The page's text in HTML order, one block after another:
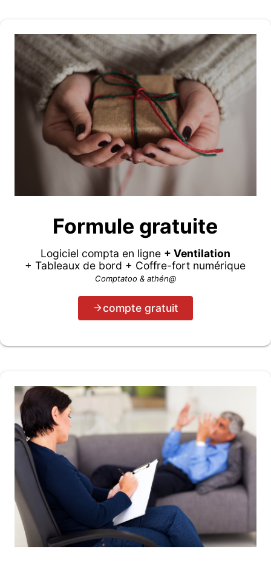
Formule gratuite
Logiciel compta en ligne + Ventilation
+ Tableaux de bord + Coffre-fort numérique
Comptatoo & athén@
compte gratuit